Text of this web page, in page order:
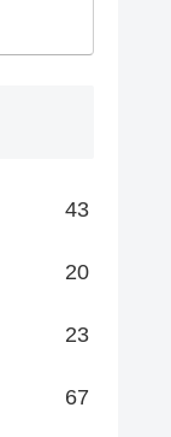
43
20
23
67